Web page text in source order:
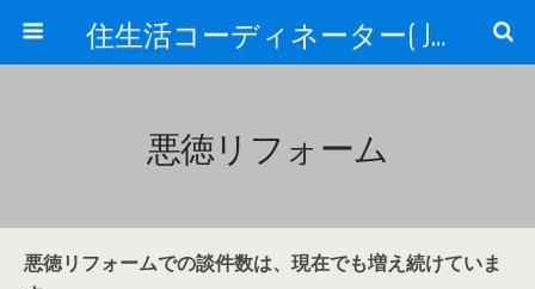
住生活コーディネーター( JSC )
悪徳リフォーム
悪徳リフォームでの談件数は、現在でも増え続けていま